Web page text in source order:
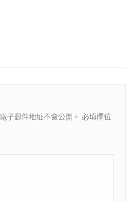
子郵件地址不會公開。 必填欄位